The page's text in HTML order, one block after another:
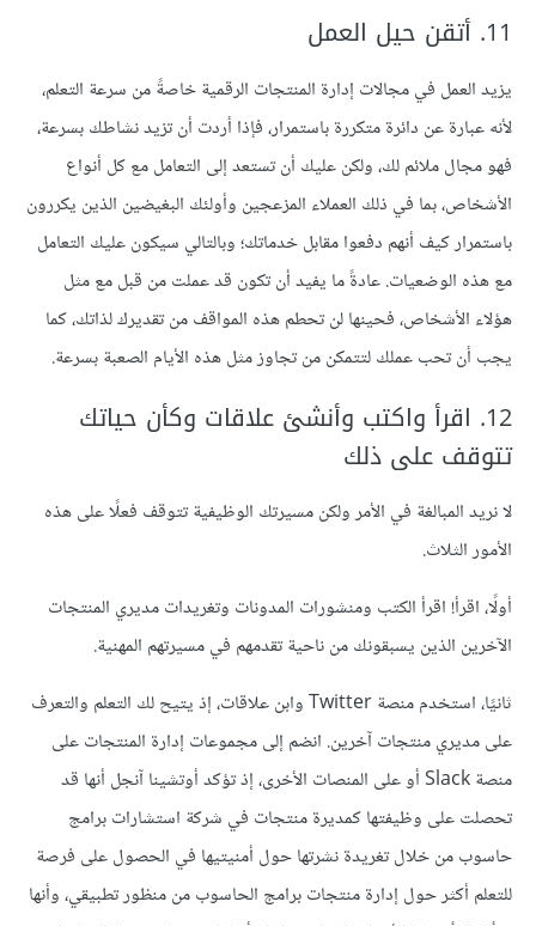
11. أتقن حيل العمل
يزيد العمل في مجالات إدارة المنتجات الرقمية خاصةً من سرعة التعلم،
لأنه عبارة عن دائرة متكررة باستمرار، فإذا أردت أن تزيد نشاطك بسرعة،
فهو مجال ملائم لك، ولكن عليك أن تستعد إلى التعامل مع كل أنواع
الأشخاص، بما في ذلك العملاء المزعجين وأولئك البغيضين الذين يكررون
باستمرار كيف أنهم دفعوا مقابل خدماتك؛ وبالتالي سيكون عليك التعامل
مع هذه الوضعيات. عادةً ما يفيد أن تكون قد عملت من قبل مع مثل
هؤلاء الأشخاص، فحينها لن تحطم هذه المواقف من تقديرك لذاتك، كما
يجب أن تحب عملك لتتمكن من تجاوز مثل هذه الأيام الصعبة بسرعة.
12. اقرأ واكتب وأنشئ علاقات وكأن حياتك
تتوقف على ذلك
لا نريد المبالغة في الأمر ولكن مسيرتك الوظيفية تتوقف فعلًا على هذه
الأمور الثلاث.
أولًا، اقرأ! اقرأ الكتب ومنشورات المدونات وتغريدات مديري المنتجات
الآخرين الذين يسبقونك من ناحية تقدمهم في مسيرتهم المهنية.
ثانيًا، استخدم منصة Twitter وابن علاقات، إذ يتيح لك التعلم والتعرف
على مديري منتجات آخرين. انضم إلى مجموعات إدارة المنتجات على
منصة Slack أو على المنصات الأخرى، إذ تؤكد أوتشينا آنجل أنها قد
تحصلت على وظيفتها كمديرة منتجات في شركة استشارات برامج
حاسوب من خلال تغريدة نشرتها حول أمنيتيها في الحصول على فرصة
للتعلم أكثر حول إدارة منتجات برامج الحاسوب من منظور تطبيقي، وأنها